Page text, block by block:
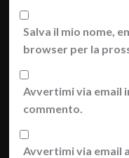
Salva il mio nome,
browser per la
Avvertimi via email
commento.
Avvertimi via email